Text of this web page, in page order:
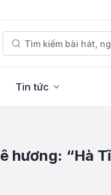
Tin tức
hương: “Hà